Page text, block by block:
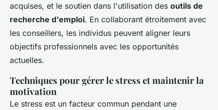
acquises, et le soutien dans l'utilisation des outils de
recherche d'emploi. En collaborant étroitement avec
les conseillers, les individus peuvent aligner leurs
objectifs professionnels avec les opportunités
actuelles.
Techniques pour gérer le stress et maintenir la
motivation
Le stress est un facteur commun pendant une